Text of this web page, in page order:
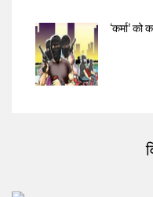
‘कर्मा’ को